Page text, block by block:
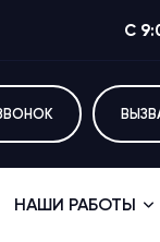
C
НАШИ РАБОТЫ